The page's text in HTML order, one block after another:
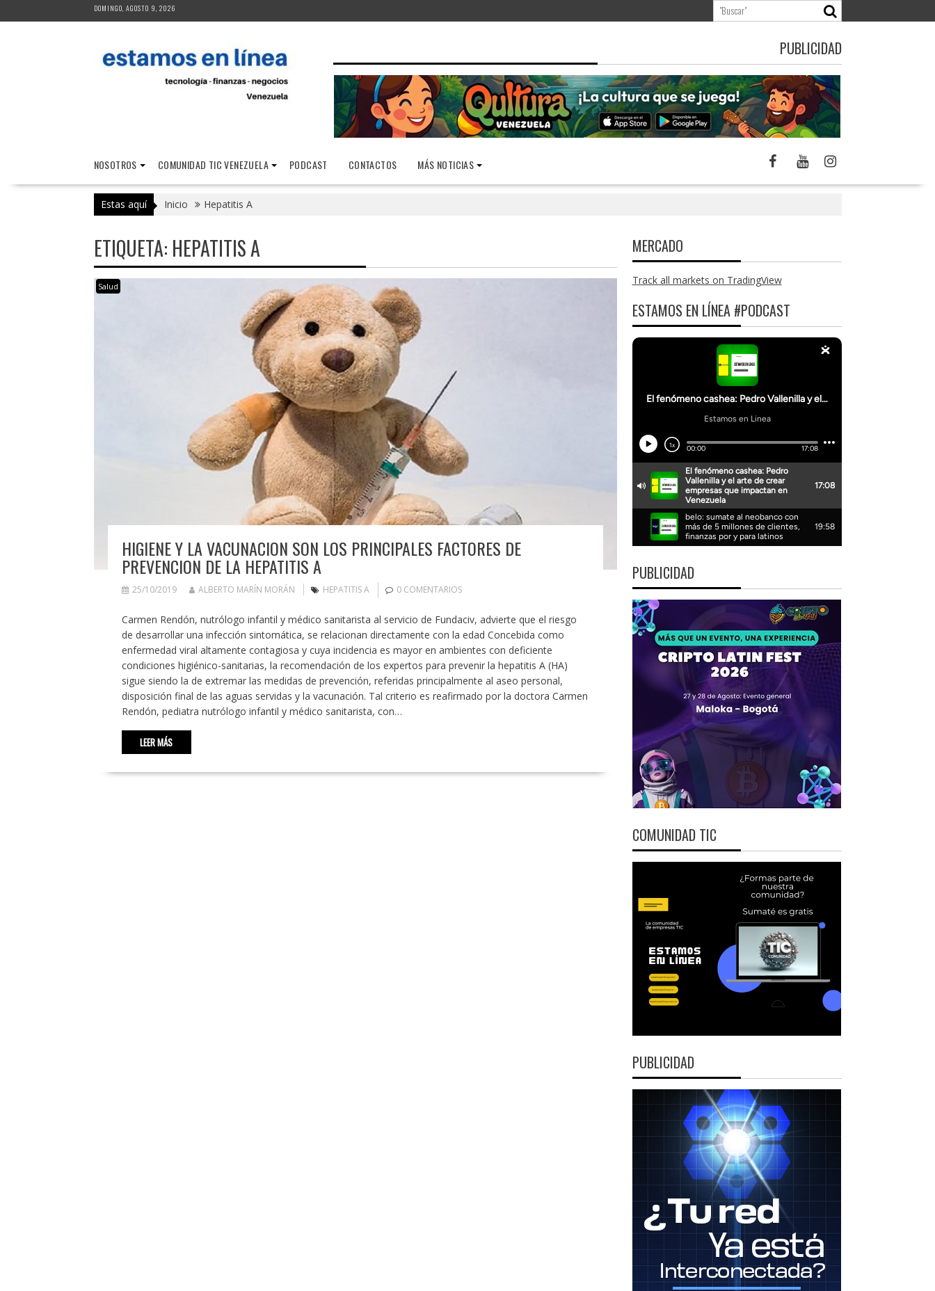
al
DOMINGO, AGOSTO 9, 2026
PUBLICIDAD
NOSOTROS COMUNIDAD TIC VENEZUELA PODCAST CONTACTOS MÁS NOTICIAS
Estas aquí Inicio Hepatitis A
ETIQUETA: HEPATITIS A
Salud
HIGIENE Y LA VACUNACION SON LOS PRINCIPALES FACTORES DE
PREVENCION DE LA HEPATITIS A
25/10/2019 ALBERTO MARÍN MORÁN HEPATITIS A 0 COMENTARIOS
Carmen Rendón, nutrólogo infantil y médico sanitarista al servicio de Fundaciv, advierte que el riesgo
de desarrollar una infección sintomática, se relacionan directamente con la edad Concebida como
enfermedad viral altamente contagiosa y cuya incidencia es mayor en ambientes con deficiente
condiciones higiénico-sanitarias, la recomendación de los expertos para prevenir la hepatitis A (HA)
sigue siendo la de extremar las medidas de prevención, referidas principalmente al aseo personal,
disposición final de las aguas servidas y la vacunación. Tal criterio es reafirmado por la doctora Carmen
Rendón, pediatra nutrólogo infantil y médico sanitarista, con…
LEER MÁS
MERCADO
Track all markets on TradingView
ESTAMOS EN LÍNEA #PODCAST
PUBLICIDAD
COMUNIDAD TIC
PUBLICIDAD